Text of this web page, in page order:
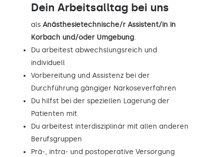
Dein Arbeitsalltag bei uns
als Anästhesietechnische/r Assistent/in in
Korbach und/oder Umgebung.
Du arbeitest abwechslungsreich und
individuell
Vorbereitung und Assistenz bei der
Durchführung gängiger Narkoseverfahren
Du hilfst bei der speziellen Lagerung der
Patienten mit
Du arbeitest interdisziplinär mit allen anderen
Berufsgruppen
Prä-, intra- und postoperative Versorgung